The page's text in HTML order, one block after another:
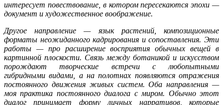
интересует повествование, в котором пересекаются эпохи —
документ и художественное воображение.
Другое направление — язык растений, композиционные
форматы неожиданного кадрирования и сопоставления. Эти
работы — про расширение восприятия обычных вещей в
картинной плоскости. Связь между ботаникой и искусством
порождают творческие встречи с любопытными
гибриднымивидами, а на полотнах появляются отражения
постоянного движения живых систем.Оба направления —
моя практика постоянного диалога с миром. Обычно этот
диалог принимает форму личных нарративов, которые